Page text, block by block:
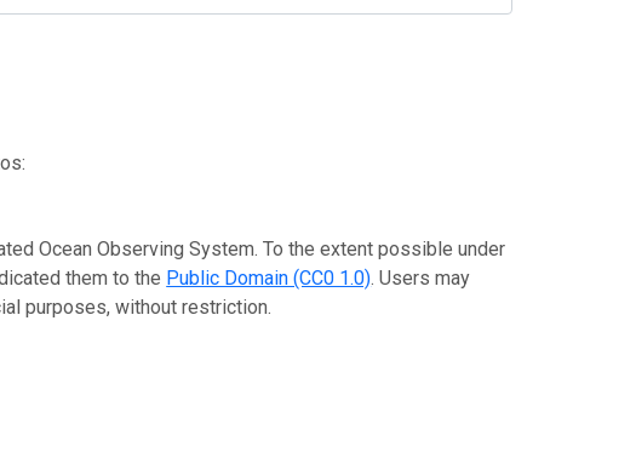
Ocean Observing System. To the extent possible under
them to the Public Domain (CC0 1.0). Users may
purposes, without restriction.